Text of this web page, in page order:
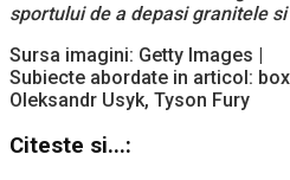
sportului de a depasi granitele
Sursa imagini: Getty Images |
Subiecte abordate in articol:
Oleksandr Usyk, Tyson Fury
Citeste si...: